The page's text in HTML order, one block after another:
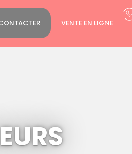
VENTE EN LIGNE